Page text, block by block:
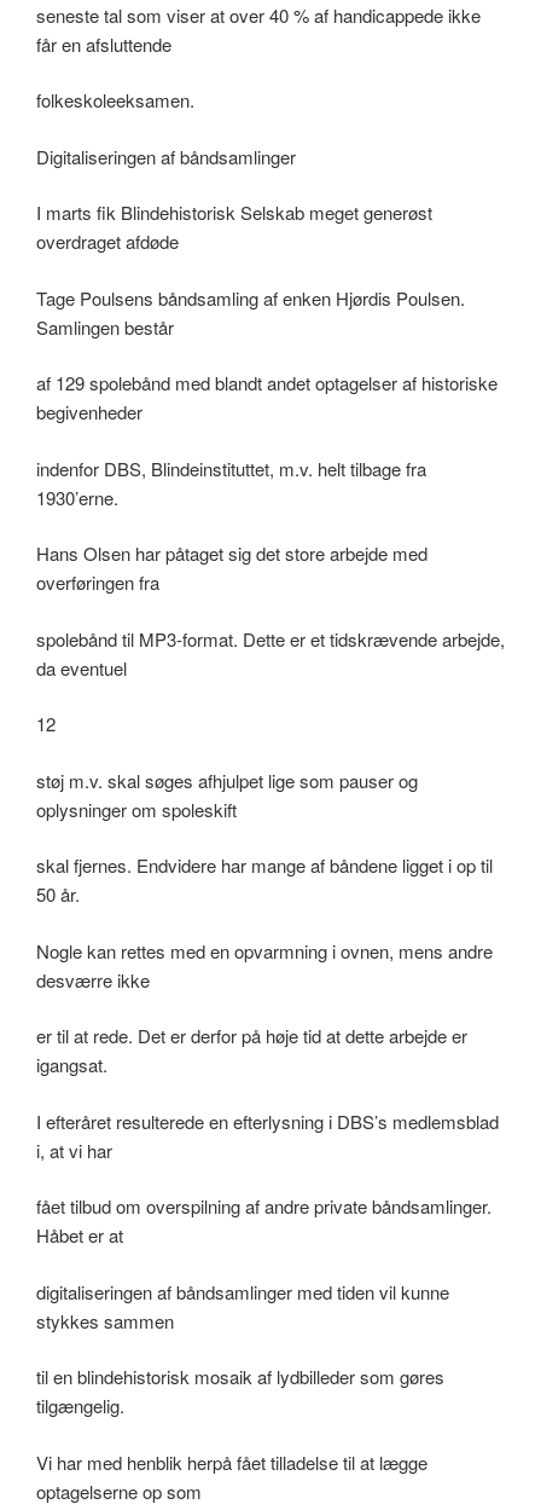
seneste tal som viser at over 40 % af handicappede ikke
får en afsluttende
folkeskoleeksamen.
Digitaliseringen af båndsamlinger
I marts fik Blindehistorisk Selskab meget generøst
overdraget afdøde
Tage Poulsens båndsamling af enken Hjørdis Poulsen.
Samlingen består
af 129 spolebånd med blandt andet optagelser af historiske
begivenheder
indenfor DBS, Blindeinstituttet, m.v. helt tilbage fra
1930’erne.
Hans Olsen har påtaget sig det store arbejde med
overføringen fra
spolebånd til MP3-format. Dette er et tidskrævende arbejde,
da eventuel
12
støj m.v. skal søges afhjulpet lige som pauser og
oplysninger om spoleskift
skal fjernes. Endvidere har mange af båndene ligget i op til
50 år.
Nogle kan rettes med en opvarmning i ovnen, mens andre
desværre ikke
er til at rede. Det er derfor på høje tid at dette arbejde er
igangsat.
I efteråret resulterede en efterlysning i DBS’s medlemsblad
i, at vi har
fået tilbud om overspilning af andre private båndsamlinger.
Håbet er at
digitaliseringen af båndsamlinger med tiden vil kunne
stykkes sammen
til en blindehistorisk mosaik af lydbilleder som gøres
tilgængelig.
Vi har med henblik herpå fået tilladelse til at lægge
optagelserne op som